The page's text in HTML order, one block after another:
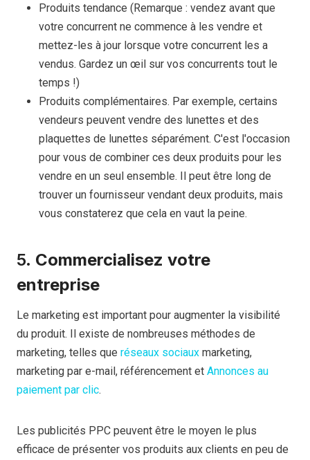
Produits tendance (Remarque : vendez avant que
votre concurrent ne commence à les vendre et
mettez-les à jour lorsque votre concurrent les a
vendus. Gardez un œil sur vos concurrents tout le
temps !)
Produits complémentaires. Par exemple, certains
vendeurs peuvent vendre des lunettes et des
plaquettes de lunettes séparément. C'est l'occasion
pour vous de combiner ces deux produits pour les
vendre en un seul ensemble. Il peut être long de
trouver un fournisseur vendant deux produits, mais
vous constaterez que cela en vaut la peine.
5. Commercialisez votre
entreprise
Le marketing est important pour augmenter la visibilité
du produit. Il existe de nombreuses méthodes de
marketing, telles que réseaux sociaux marketing,
marketing par e-mail, référencement et Annonces au
paiement par clic.
Les publicités PPC peuvent être le moyen le plus
efficace de présenter vos produits aux clients en peu de